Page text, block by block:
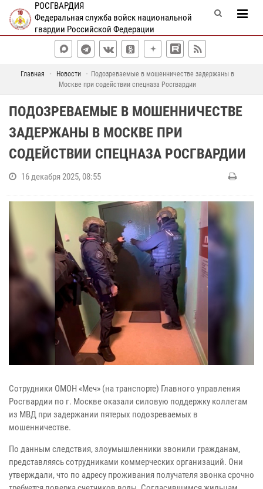
РОСГВАРДИЯ
Федеральная служба войск национальной
гвардии Российской Федерации
Главная Новости
Подозреваемые в мошенничестве задержаны в
Москве при содействии спецназа Росгвардии
ПОДОЗРЕВАЕМЫЕ В МОШЕННИЧЕСТВЕ
ЗАДЕРЖАНЫ В МОСКВЕ ПРИ
СОДЕЙСТВИИ СПЕЦНАЗА РОСГВАРДИИ
16 декабря 2025, 08:55
Сотрудники ОМОН «Меч» (на транспорте) Главного управления
Росгвардии по г. Москве оказали силовую поддержку коллегам
из МВД при задержании пятерых подозреваемых в
мошенничестве.
По данным следствия, злоумышленники звонили гражданам,
представляясь сотрудниками коммерческих организаций. Они
утверждали, что по адресу проживания получателя звонка срочно